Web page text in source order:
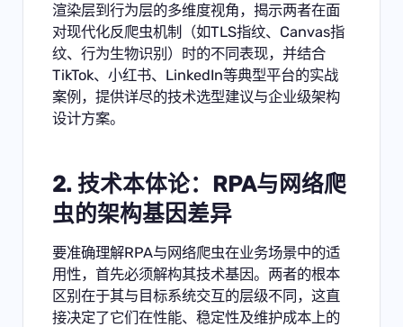
渲染层到行为层的多维度视角，揭示两者在面
对现代化反爬虫机制（如TLS指纹、Canvas指
纹、行为生物识别）时的不同表现，并结合
TikTok、小红书、LinkedIn等典型平台的实战
案例，提供详尽的技术选型建议与企业级架构
设计方案。
2. 技术本体论：RPA与网络爬
虫的架构基因差异
要准确理解RPA与网络爬虫在业务场景中的适
用性，首先必须解构其技术基因。两者的根本
区别在于其与目标系统交互的层级不同，这直
接决定了它们在性能、稳定性及维护成本上的